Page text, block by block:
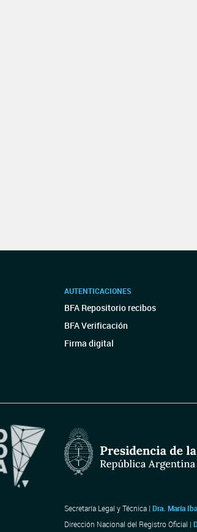
AUTENTICACIONES
BFA Repositorio recibos
BFA Verificación
Firma digital
Secretaría Legal y Técnica | Dra. María
Dirección Nacional del Registro Oficial |